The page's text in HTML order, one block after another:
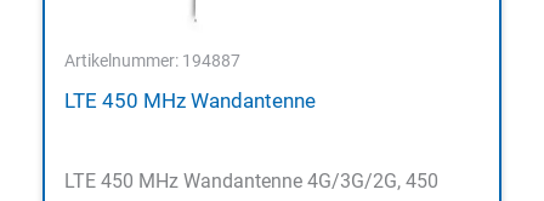
Artikelnummer: 194887
LTE 450 MHz Wandantenne
LTE 450 MHz Wandantenne 4G/3G/2G, 450